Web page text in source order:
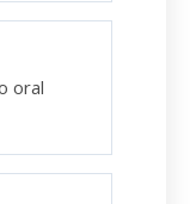
oral